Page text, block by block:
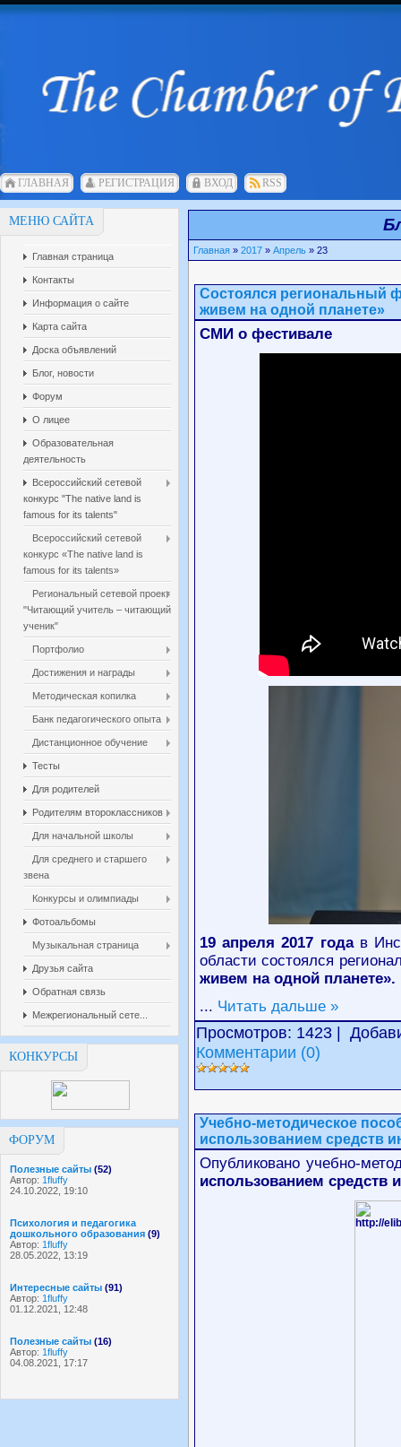
ГЛАВНАЯ РЕГИСТРАЦИЯ ВХОД RSS
МЕНЮ САЙТА
Главная страница
Контакты
Информация о сайте
Карта сайта
Доска объявлений
Блог, новости
Форум
О лицее
Образовательная
деятельность
Всероссийский сетевой
конкурс "The native land is
famous for its talents"
Всероссийский сетевой
конкурс «The native land is
famous for its talents»
Региональный сетевой проект
"Читающий учитель – читающий
ученик"
Портфолио
Достижения и награды
Методическая копилка
Банк педагогического опыта
Дистанционное обучение
Тесты
Для родителей
Родителям второклассников
Для начальной школы
Для среднего и старшего
звена
Конкурсы и олимпиады
Фотоальбомы
Музыкальная страница
Друзья сайта
Обратная связь
Межрегиональный сете...
КОНКУРСЫ
ФОРУМ
Полезные сайты (52)
Автор: 1fluffy
24.10.2022, 19:10
Психология и педагогика
дошкольного образования (9)
Автор: 1fluffy
28.05.2022, 13:19
Интересные сайты (91)
Автор: 1fluffy
01.12.2021, 12:48
Полезные сайты (16)
Автор: 1fluffy
04.08.2021, 17:17
Главная » 2017 » Апрель » 23
Состоялся региональный
живем на одной планете»
СМИ о фестивале
19 апреля 2017 годав
области состоялся
живем на одной планете».
... Читать дальше »
Просмотров: 1423 |
Комментарии (0)
Учебно-методическое
использованием средств
Опубликовано учебно-
использованием средств